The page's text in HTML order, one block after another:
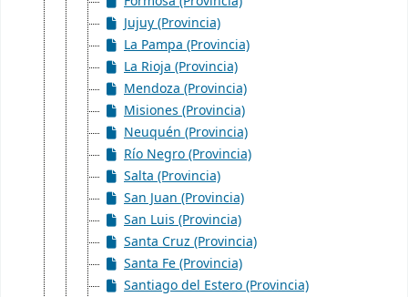
Jujuy (Provincia)
La Pampa (Provincia)
La Rioja (Provincia)
Mendoza (Provincia)
Misiones (Provincia)
Neuquén (Provincia)
Río Negro (Provincia)
Salta (Provincia)
San Juan (Provincia)
San Luis (Provincia)
Santa Cruz (Provincia)
Santa Fe (Provincia)
Santiago del Estero (Provincia)